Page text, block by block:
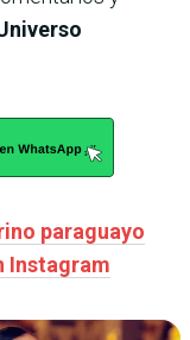
paraguayo
Instagram